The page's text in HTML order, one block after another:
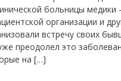
больницы медики
организации и
встречу своих
преодолел это
на […]